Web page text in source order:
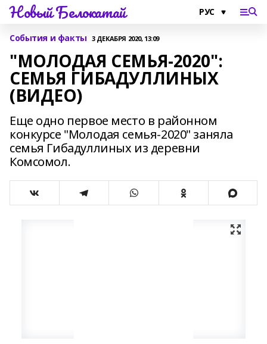
Новый Белокатай
События и факты 3 ДЕКАБРЯ 2020, 13:09
"МОЛОДАЯ СЕМЬЯ-2020":
СЕМЬЯ ГИБАДУЛЛИНЫХ
(ВИДЕО)
Еще одно первое место в районном
конкурсе "Молодая семья-2020" заняла
семья Гибадуллиных из деревни
Комсомол.